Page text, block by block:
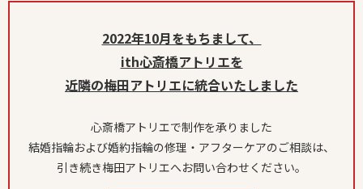
2022年10月をもちまして、
ith心斎橋アトリエを
近隣の梅田アトリエに統合いたしました
心斎橋アトリエで制作を承りました
結婚指輪および婚約指輪の修理・アフターケアのご相談は、
引き続き梅田アトリエへお問い合わせください。